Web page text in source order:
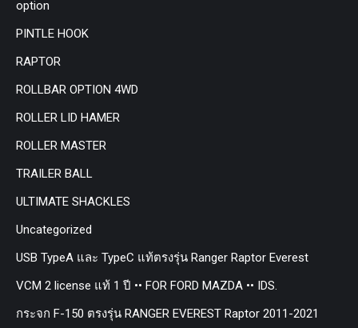
option
PINTLE HOOK
RAPTOR
ROLLBAR OPTION 4WD
ROLLER LID HAMER
ROLLER MASTER
TRAILER BALL
ULTIMATE SHACKLES
Uncategorized
USB TypeA และ TypeC แท้ตรงรุ่น Ranger Raptor Everest
VCM 2 license แท้ 1 ปี •• FOR FORD MAZDA •• IDS.
กระจก F-150 ตรงรุ่น RANGER EVEREST Raptor 2011-2021